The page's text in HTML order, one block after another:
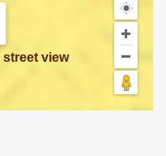
street view